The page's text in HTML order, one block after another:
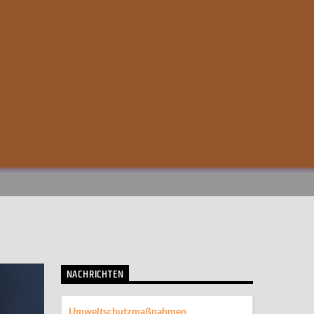
NACHRICHTEN
Umweltschutzmaßnahmen